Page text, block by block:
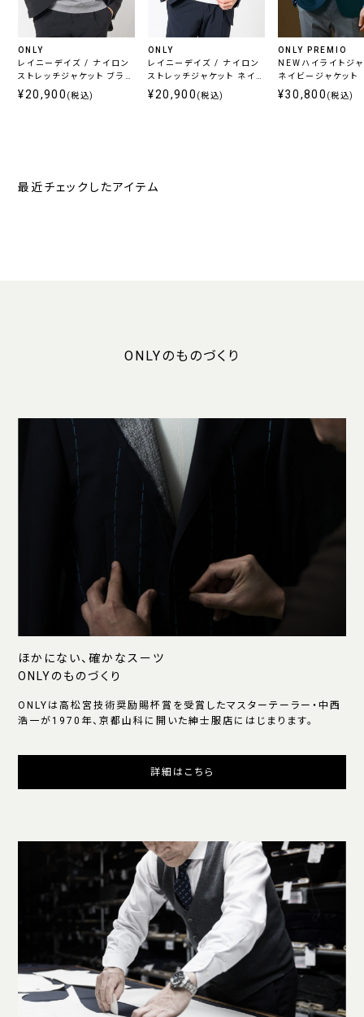
ONLY
レイニーデイズ / ナイロン
ストレッチジャケット ブラッ
ク
¥20,900 (税込)
ONLY
レイニーデイズ / ナイロン
ストレッチジャケット ネイビ
ー
¥20,900 (税込)
ONLY PREMIO
NEWハイライトジ
ネイビージャケット
¥30,800 (税込)
最近チェックしたアイテム
ONLYのものづくり
ほかにない、確かなスーツ
ONLYのものづくり
ONLYは高松宮技術奨励賜杯賞を受賞したマスターテーラー・中西
浩一が1970年、京都山科に開いた紳士服店にはじまります。
詳細はこちら